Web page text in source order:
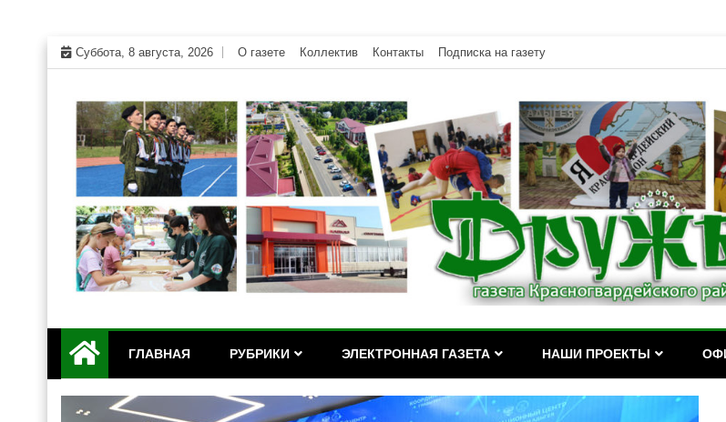
Skip
to
content
Суббота, 8 августа, 2026 О газете Коллектив Контакты Подписка на газету
"Дружба" — газета Красногвардейского
ГЛАВНАЯ РУБРИКИ ЭЛЕКТРОННАЯ ГАЗЕТА НАШИ ПРОЕКТЫ